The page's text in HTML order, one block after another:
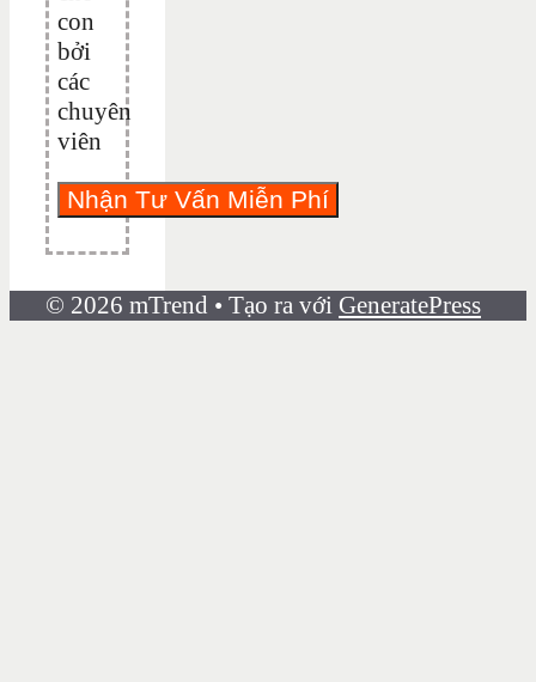
con
bởi
các
chuyên
viên
© 2026 mTrend • Tạo ra với GeneratePress